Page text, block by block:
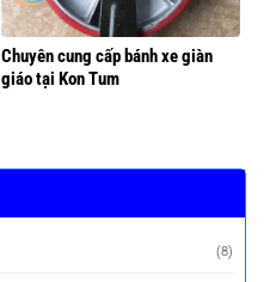
(8)
Chuyên cung cấp bánh xe giàn
giáo tại Kon Tum